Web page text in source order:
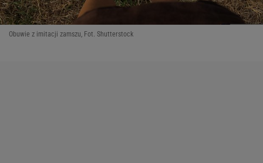
Obuwie z imitacji zamszu, Fot. Shutterstock